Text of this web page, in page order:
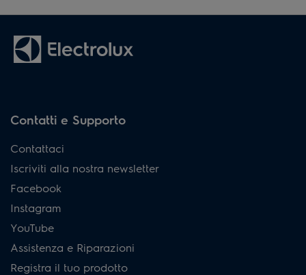
Contatti e Supporto
Contattaci
Iscriviti alla nostra newsletter
Facebook
Instagram
YouTube
Assistenza e Riparazioni
Registra il tuo prodotto